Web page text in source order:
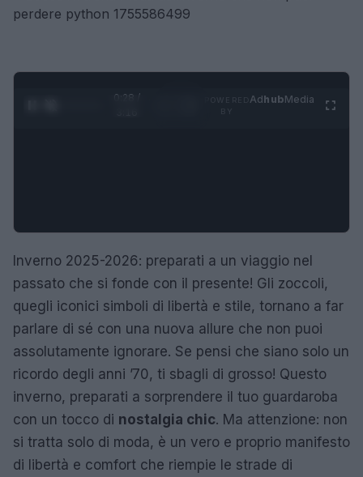
0:29 /
AdhubMedia
Inverno 2025-2026: preparati a un viaggio nel
passato che si fonde con il presente! Gli zoccoli,
quegli iconici simboli di libertà e stile, tornano a far
parlare di sé con una nuova allure che non puoi
assolutamente ignorare. Se pensi che siano solo un
ricordo degli anni ’70, ti sbagli di grosso! Questo
inverno, preparati a sorprendere il tuo guardaroba
con un tocco di nostalgia chic. Ma attenzione: non
si tratta solo di moda, è un vero e proprio manifesto
di libertà e comfort che riempie le strade di